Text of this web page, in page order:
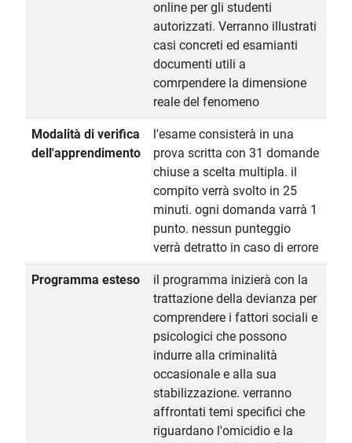
online per gli studenti
autorizzati. Verranno illustrati
casi concreti ed esamianti
documenti utili a
comrpendere la dimensione
reale del fenomeno
Modalità di verifica
dell'apprendimento
l'esame consisterà in una
prova scritta con 31 domande
chiuse a scelta multipla. il
compito verrà svolto in 25
minuti. ogni domanda varrà 1
punto. nessun punteggio
verrà detratto in caso di errore
Programma esteso
il programma inizierà con la
trattazione della devianza per
comprendere i fattori sociali e
psicologici che possono
indurre alla criminalità
occasionale e alla sua
stabilizzazione. verranno
affrontati temi specifici che
riguardano l'omicidio e la